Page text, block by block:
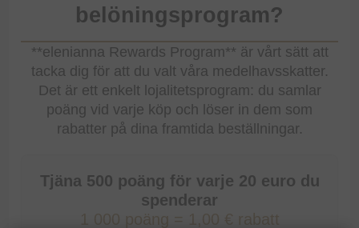
belöningsprogram?
**elenianna Rewards Program** är vårt sätt att
tacka dig för att du valt våra medelhavsskatter.
Det är ett enkelt lojalitetsprogram: du samlar
poäng vid varje köp och löser in dem som
rabatter på dina framtida beställningar.
Tjäna 500 poäng för varje 20 euro du
spenderar
1 000 poäng = 1,00 € rabatt